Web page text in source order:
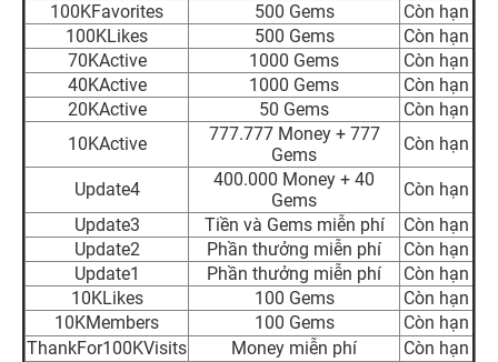
100KFavorites
500 Gems
Còn hạn
100KLikes
500 Gems
Còn hạn
70KActive
1000 Gems
Còn hạn
40KActive
1000 Gems
Còn hạn
20KActive
50 Gems
Còn hạn
10KActive
777.777 Money + 777
Gems
Còn hạn
Update4
400.000 Money + 40
Gems
Còn hạn
Update3
Tiền và Gems miễn phí
Còn hạn
Update2
Phần thưởng miễn phí
Còn hạn
Update1
Phần thưởng miễn phí
Còn hạn
10KLikes
100 Gems
Còn hạn
10KMembers
100 Gems
Còn hạn
ThankFor100KVisits
Money miễn phí
Còn hạn